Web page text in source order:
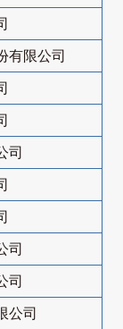
有限公司
司
司
司
公司